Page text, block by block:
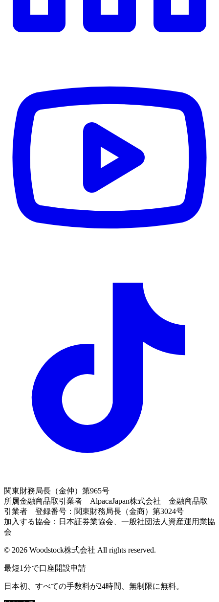
関東財務局長（金仲）第965号
所属金融商品取引業者 AlpacaJapan株式会社 金融商品取
引業者 登録番号：関東財務局長（金商）第3024号
加入する協会：日本証券業協会、一般社団法人資産運用業協
会
© 2026 Woodstock株式会社 All rights reserved.
最短1分で口座開設申請
日本初、すべての手数料が24時間、無制限に無料。